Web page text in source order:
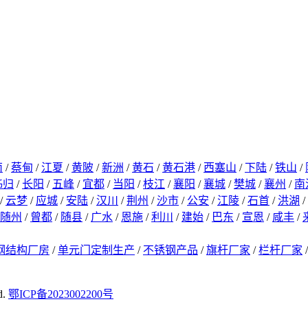
/蔡甸 / 江夏 /黄陂 /新洲 /黄石 /黄石港 / 西塞山 /下陆 /铁山 /
归 /长阳 / 五峰 / 宜都 / 当阳 /枝江 /襄阳 /襄城 /樊城 /襄州 / 南
云梦 / 应城 / 安陆 /汉川 /荆州 /沙市 / 公安 / 江陵 /石首 / 洪湖 /
随州 / 曾都 / 随县 / 广水 / 恩施 /利川 / 建始 / 巴东 / 宣恩 / 咸丰 /
结构厂房 /单元门定制生产 / 不锈钢产品 /旗杆厂家 /栏杆厂家
鄂ICP备2023002200号